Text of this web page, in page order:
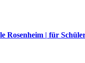
Rosenheim | für